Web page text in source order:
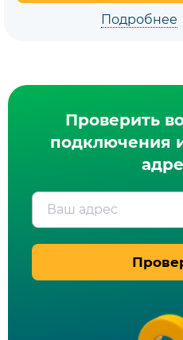
Подробнее
Проверить
подключения
Ваш адрес